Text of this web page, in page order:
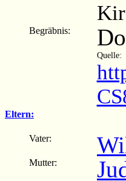
Begräbnis:
Quelle:
Eltern:
Vater:
Mutter: